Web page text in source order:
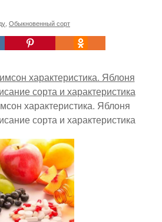
Обыкновенный сорт
характеристика. Яблоня
сорта и характеристика